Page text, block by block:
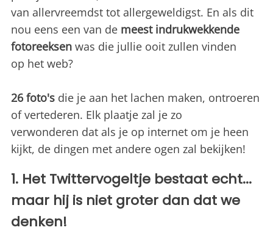
van allervreemdst tot allergeweldigst. En als dit
nou eens een van de meest indrukwekkende
fotoreeksen was die jullie ooit zullen vinden
op het web?
26 foto's die je aan het lachen maken, ontroeren
of vertederen. Elk plaatje zal je zo
verwonderen dat als je op internet om je heen
kijkt, de dingen met andere ogen zal bekijken!
1. Het Twittervogeltje bestaat echt...
maar hij is niet groter dan dat we
denken!